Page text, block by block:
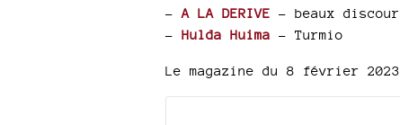
– A LA DERIVE - beaux
– Hulda Huima - Turmio
Le magazine du 8 février